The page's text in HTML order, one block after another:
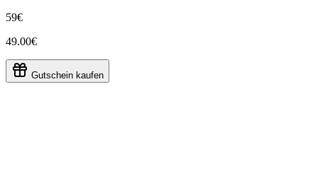
59€
49.00€
Gutschein kaufen